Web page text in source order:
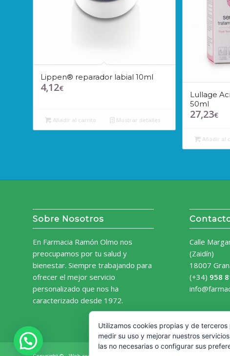
Lippen® reparador labial 10ml
4,12€
Añadir al carrito Mostrar detalles
Lullage
50ml
27,23€
Añadir al
Sobre Nosotros
En Farmacia Ramón Olmo nos
preocupamos por tu salud y
bienestar. Siempre trabajando para
ofrecer el mejor servicio
personalizado que nos ha
caracterizado desde 1972.
Calle
(Zaidín)
18007
(+34) 958
Utilizamos cookies propias y de
medir su uso y mejorar nuestros
las no necesarias o configurar sus